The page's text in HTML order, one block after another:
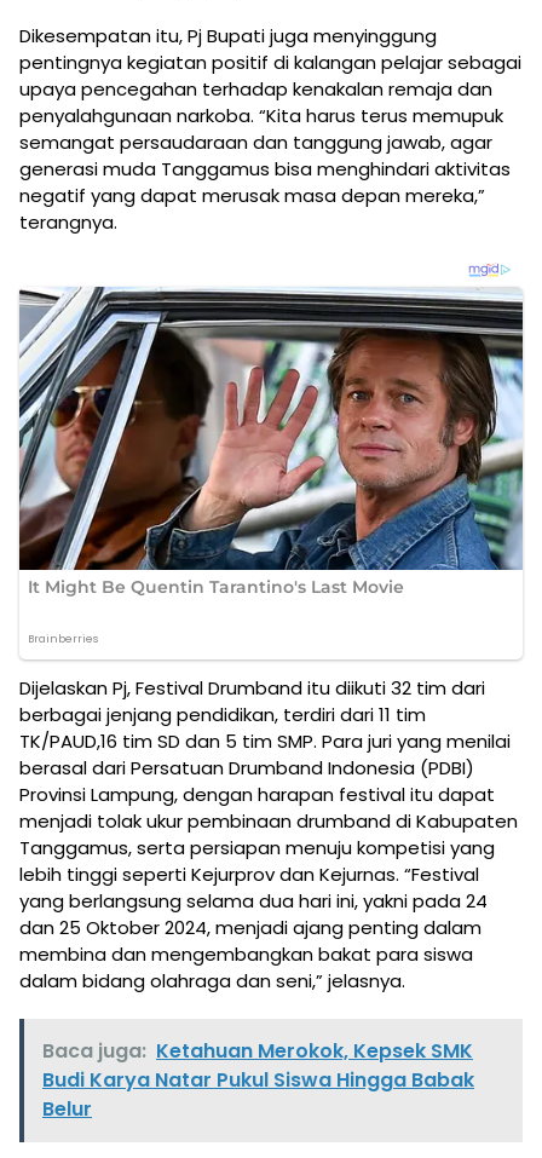
Dikesempatan itu, Pj Bupati juga menyinggung
pentingnya kegiatan positif di kalangan pelajar sebagai
upaya pencegahan terhadap kenakalan remaja dan
penyalahgunaan narkoba. “Kita harus terus memupuk
semangat persaudaraan dan tanggung jawab, agar
generasi muda Tanggamus bisa menghindari aktivitas
negatif yang dapat merusak masa depan mereka,”
terangnya.
Dijelaskan Pj, Festival Drumband itu diikuti 32 tim dari
berbagai jenjang pendidikan, terdiri dari 11 tim
TK/PAUD,16 tim SD dan 5 tim SMP. Para juri yang menilai
berasal dari Persatuan Drumband Indonesia (PDBI)
Provinsi Lampung, dengan harapan festival itu dapat
menjadi tolak ukur pembinaan drumband di Kabupaten
Tanggamus, serta persiapan menuju kompetisi yang
lebih tinggi seperti Kejurprov dan Kejurnas. “Festival
yang berlangsung selama dua hari ini, yakni pada 24
dan 25 Oktober 2024, menjadi ajang penting dalam
membina dan mengembangkan bakat para siswa
dalam bidang olahraga dan seni,” jelasnya.
Baca juga: Ketahuan Merokok, Kepsek SMK
Budi Karya Natar Pukul Siswa Hingga Babak
Belur